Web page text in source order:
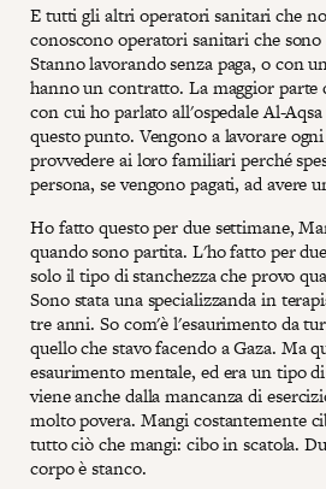
E tutti gli altri operatori sanitari che
conoscono operatori sanitari che
Stanno lavorando senza paga, o con
hanno un contratto. La maggior parte
con cui ho parlato all'ospedale Al-
questo punto. Vengono a lavorare
provvedere ai loro familiari perché
persona, se vengono pagati, ad avere
Ho fatto questo per due settimane,
quando sono partita. L'ho fatto per
solo il tipo di stanchezza che provo
Sono stata una specializzanda in
tre anni. So com'è l'esaurimento da
quello che stavo facendo a Gaza. Ma
esaurimento mentale, ed era un tipo
viene anche dalla mancanza di
molto povera. Mangi costantemente
tutto ciò che mangi: cibo in scatola.
corpo è stanco.